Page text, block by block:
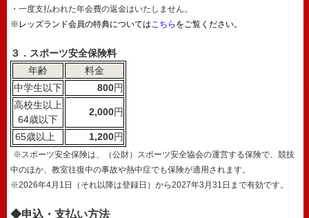
・一度支払われた年会費の返金はいたしません。
※レッズランド会員の特典についてはこちら をご覧ください。
３．スポーツ安全保険料
年齢
料金
中学生以下
800円
高校生以上
64歳以下
2,000円
65歳以上 1,200円
※スポーツ安全保険は、（公財）スポーツ安全協会の運営する保険で、競技
中のほか、教室往復中の事故や熱中症でも保険が適用されます。
※2026年4月1日（それ以降は登録日）から2027年3月31日まで有効です。
◆申込・支払い方法